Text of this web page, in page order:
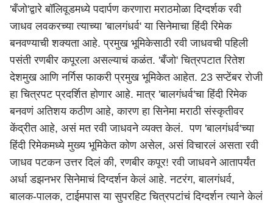
'बँजो'द्वारे बॉलिवूडमध्ये पदार्पण करणारा मराठमोळा दिग्दर्शक रवी
जाधव लवकरच्या त्याच्या 'बालगंधर्व' या सिनेमाचा हिंदी रिमेक
बनवण्याची शक्यता आहे. प्रमुख भूमिकेसाठी रवी जाधवची पहिली
पसंती रणबीर कपूरला असल्याचं कळंत. 'बँजो' चित्रपटात रितेश
देशमुख आणि नर्गिस फाकरी प्रमुख भूमिकेत आहेत. 23 सप्टेंबर रोजी
हा चित्रपट प्रदर्शित होणार आहे. मात्र 'बालगंधर्व'चा हिंदी रिमेक
बनवणं अतिशय कठीण आहे, कारण हा सिनेमा मराठी संस्कृतीवर
केंद्रीत आहे, असं मत रवी जाधवने व्यक्त केलं. पण 'बालगंधर्व'च्या
हिंदी रिमेकमध्ये मुख्य भूमिकेत कोण असेल, असं विचारलं असता रवी
जाधव पटकन उत्तर दिलं की, रणबीर कपूर! रवी जाधवने आतापर्यंत
अर्धा डझनभर सिनेमाचं दिग्दर्शन केलं आहे. नटरंग, बालगंधर्व,
बालक-पालक, टाईमपास या सुपरहिट चित्रपटांचं दिग्दर्शन त्याने केलं